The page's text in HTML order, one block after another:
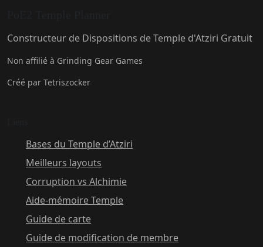
Constructeur de Dispositions de Temple d'Atziri Gratuit
Non affilié à Grinding Gear Games
Créé par Tetriszocker
Bases du Temple d’Atziri
Meilleurs layouts
Corruption vs Alchimie
Aide-mémoire Temple
Guide de carte
Guide de modification de membre